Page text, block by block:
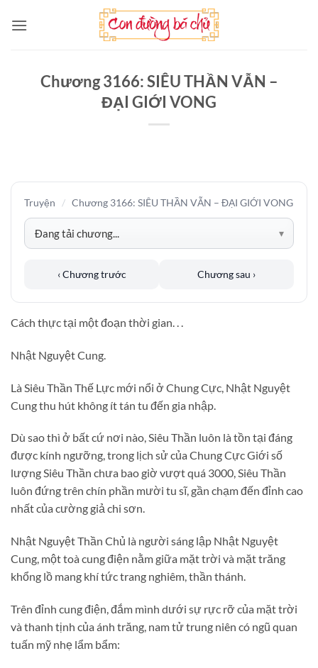
qua
Chương 3166: SIÊU THẦN VẪN –
ĐẠI GIỚI VONG
Truyện / Chương 3166: SIÊU THẦN VẪN – ĐẠI GIỚI VONG
‹ Chương trước Chương sau ›
Cách thực tại một đoạn thời gian. . .
Nhật Nguyệt Cung.
Là Siêu Thần Thế Lực mới nổi ở Chung Cực, Nhật Nguyệt
Cung thu hút không ít tán tu đến gia nhập.
Dù sao thì ở bất cứ nơi nào, Siêu Thần luôn là tồn tại đáng
được kính ngưỡng, trong lịch sử của Chung Cực Giới số
lượng Siêu Thần chưa bao giờ vượt quá 3000, Siêu Thần
luôn đứng trên chín phần mười tu sĩ, gần chạm đến đỉnh cao
nhất của cường giả chi sơn.
Nhật Nguyệt Thần Chủ là người sáng lập Nhật Nguyệt
Cung, một toà cung điện nằm giữa mặt trời và mặt trăng
khổng lồ mang khí tức trang nghiêm, thần thánh.
Trên đỉnh cung điện, đắm mình dưới sự rực rỡ của mặt trời
và thanh tịnh của ánh trăng, nam tử trung niên có ngũ quan
tuấn mỹ nhẹ lẩm bẩm: